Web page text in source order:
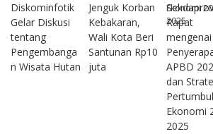
Diskominfotik
Gelar Diskusi
tentang
Pengembanga
n Wisata Hutan
Jenguk Korban
Kebakaran,
Wali Kota Beri
Santunan Rp10
juta
Rapat
mengenai
APBD
dan
Ekonomi
2025